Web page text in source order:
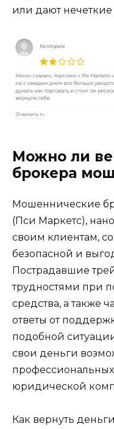
или дают нечеткие
Можно ли
брокера
Мошеннические
(Пси Маркетс),
своим клиентам,
безопасной и
Пострадавшие
трудностями при
средства, а также
ответы от
подобной
свои деньги
юридической
Как вернуть